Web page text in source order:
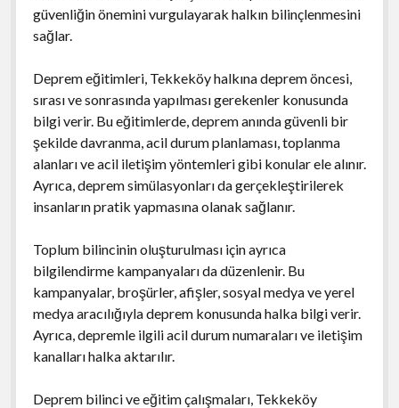
güvenliğin önemini vurgulayarak halkın bilinçlenmesini
sağlar.
Deprem eğitimleri, Tekkeköy halkına deprem öncesi,
sırası ve sonrasında yapılması gerekenler konusunda
bilgi verir. Bu eğitimlerde, deprem anında güvenli bir
şekilde davranma, acil durum planlaması, toplanma
alanları ve acil iletişim yöntemleri gibi konular ele alınır.
Ayrıca, deprem simülasyonları da gerçekleştirilerek
insanların pratik yapmasına olanak sağlanır.
Toplum bilincinin oluşturulması için ayrıca
bilgilendirme kampanyaları da düzenlenir. Bu
kampanyalar, broşürler, afişler, sosyal medya ve yerel
medya aracılığıyla deprem konusunda halka bilgi verir.
Ayrıca, depremle ilgili acil durum numaraları ve iletişim
kanalları halka aktarılır.
Deprem bilinci ve eğitim çalışmaları, Tekkeköy